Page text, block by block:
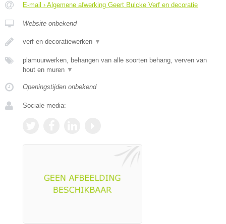
E-mail › Algemene afwerking Geert Bulcke Verf en decoratie
Website onbekend
verf en decoratiewerken ▼
plamuurwerken, behangen van alle soorten behang, verven van
hout en muren ▼
Openingstijden onbekend
Sociale media: